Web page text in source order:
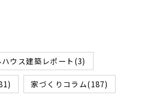
ハウス建築レポート(3)
家づくりコラム(187)